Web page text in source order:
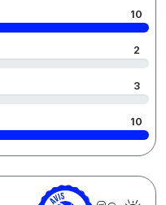
10
2
3
10